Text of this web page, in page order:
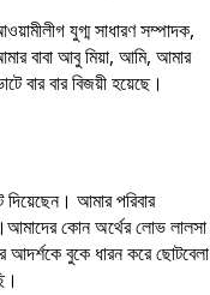
যুগ্ম সাধারণ সম্পাদক,
বাবা আবু মিয়া, আমি, আমার
বার বার বিজয়ী হয়েছে।
দিয়েছেন। আমার পরিবার
কোন অর্থের লোভ লালসা
আদর্শকে বুকে ধারন করে ছোটবেলা